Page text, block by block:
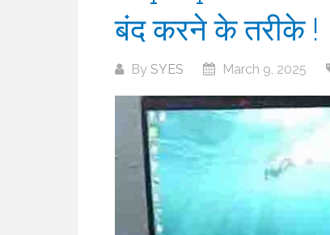
बंद करने के तरीके !
By SYES March 9, 2025